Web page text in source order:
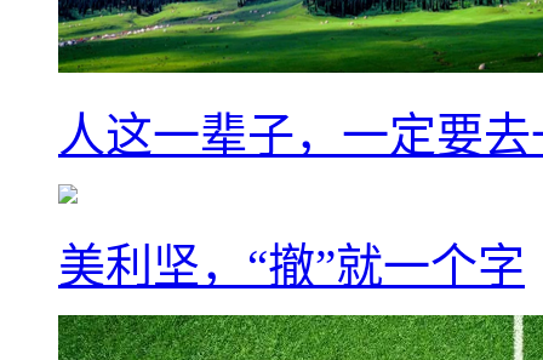
人这一辈子，一定要
美利坚，“撤”就一个字